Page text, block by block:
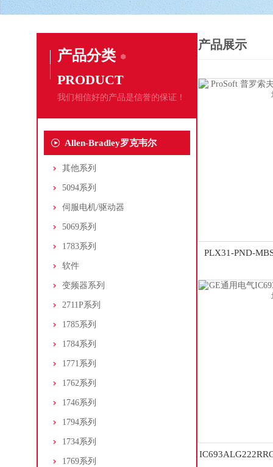
产品分类
PRODUCT
我们相信好的产品是信誉的保证！
Allen-Bradley罗克韦尔
其他系列
5094系列
伺服电机/驱动器
5069系列
1783系列
软件
变频器系列
2711P系列
1785系列
1784系列
1771系列
1762系列
1746系列
1794系列
1734系列
1769系列
产品展示
PLX31-PND-